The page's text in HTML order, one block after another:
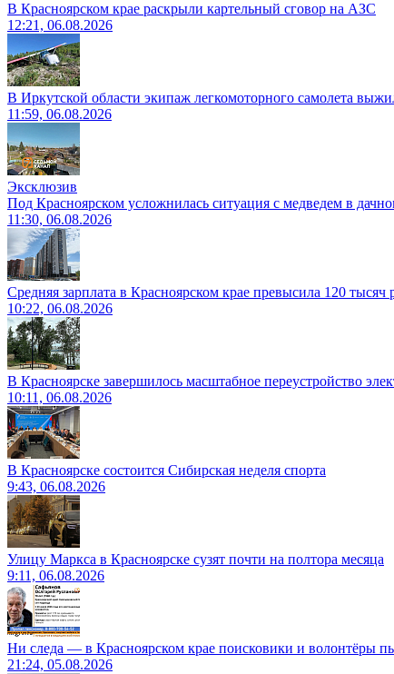
В Красноярском крае раскрыли картельный сговор на АЗС
12:21, 06.08.2026
В Иркутской области экипаж легкомоторного самолета
11:59, 06.08.2026
Эксклюзив
Под Красноярском усложнилась ситуация с медведем в
11:30, 06.08.2026
Средняя зарплата в Красноярском крае превысила 120 тысяч
10:22, 06.08.2026
В Красноярске завершилось масштабное переустройство
10:11, 06.08.2026
В Красноярске состоится Сибирская неделя спорта
9:43, 06.08.2026
Улицу Маркса в Красноярске сузят почти на полтора месяца
9:11, 06.08.2026
Ни следа — в Красноярском крае поисковики и волонтёры
21:24, 05.08.2026